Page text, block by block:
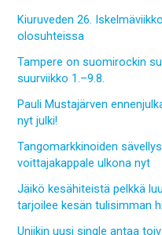
Kiuruveden 26.
olosuhteissa
Tampere on suomirockin
suurviikko 1.–9.8.
Pauli Mustajärven
nyt julki!
Tangomarkkinoiden
voittajakappale ulkona nyt
Jäikö kesähiteistä pelkkä
tarjoilee kesän tulisimman
Uniikin uusi single antaa